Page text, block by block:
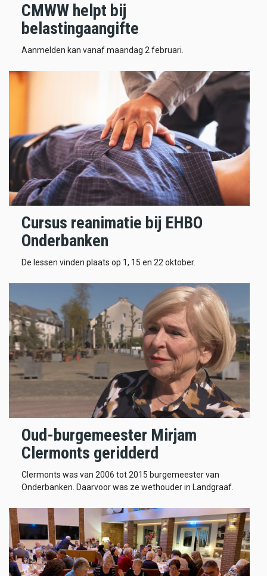
CMWW helpt bij
belastingaangifte
Aanmelden kan vanaf maandag 2 februari.
Cursus reanimatie bij EHBO
Onderbanken
De lessen vinden plaats op 1, 15 en 22 oktober.
Oud-burgemeester Mirjam
Clermonts geridderd
Clermonts was van 2006 tot 2015 burgemeester van
Onderbanken. Daarvoor was ze wethouder in Landgraaf.